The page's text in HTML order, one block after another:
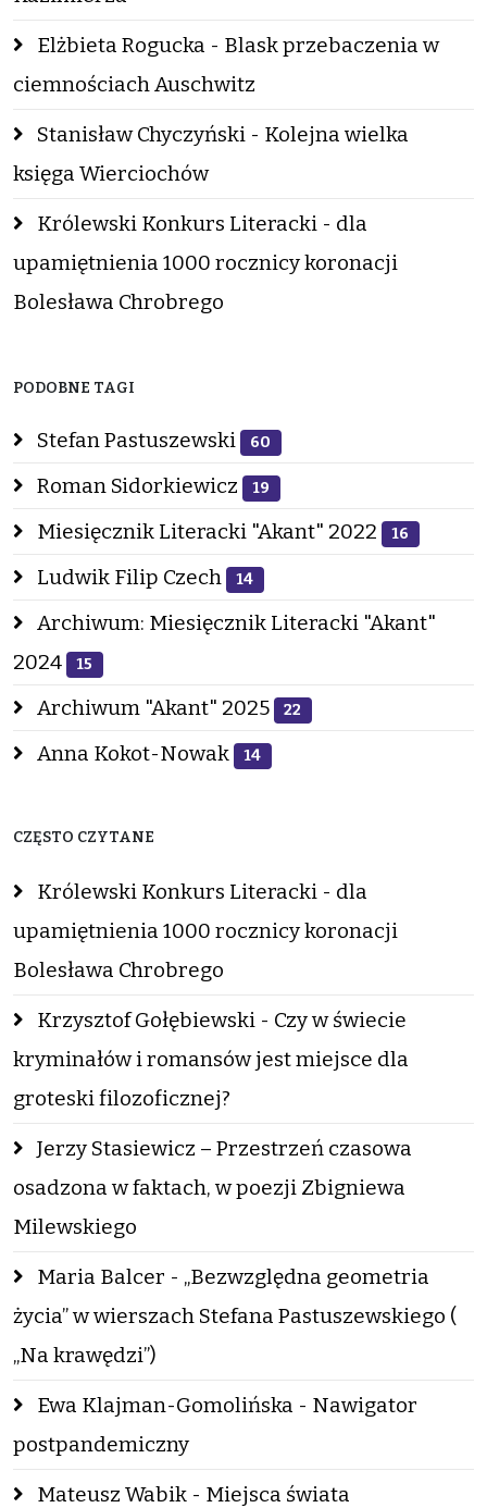
Elżbieta Rogucka - Blask przebaczenia w
ciemnościach Auschwitz
Stanisław Chyczyński - Kolejna wielka
księga Wierciochów
Królewski Konkurs Literacki - dla
upamiętnienia 1000 rocznicy koronacji
Bolesława Chrobrego
PODOBNE TAGI
Stefan Pastuszewski 60
Roman Sidorkiewicz 19
Miesięcznik Literacki "Akant" 2022 16
Ludwik Filip Czech 14
Archiwum: Miesięcznik Literacki "Akant"
2024
15
Archiwum "Akant" 2025 22
Anna Kokot-Nowak 14
CZĘSTO CZYTANE
Królewski Konkurs Literacki - dla
upamiętnienia 1000 rocznicy koronacji
Bolesława Chrobrego
Krzysztof Gołębiewski - Czy w świecie
kryminałów i romansów jest miejsce dla
groteski filozoficznej?
Jerzy Stasiewicz – Przestrzeń czasowa
osadzona w faktach, w poezji Zbigniewa
Milewskiego
Maria Balcer - „Bezwzględna geometria
życia” w wierszach Stefana Pastuszewskiego (
„Na krawędzi”)
Ewa Klajman-Gomolińska - Nawigator
postpandemiczny
Mateusz Wabik - Miejsca świata